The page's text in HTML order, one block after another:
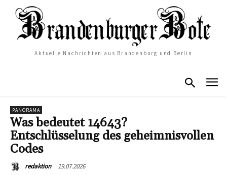
Aktuelle Nachrichten aus Brandenburg und Berlin
PANORAMA
Was bedeutet 14643?
Entschlüsselung des geheimnisvollen
Codes
redaktion 19.07.2026